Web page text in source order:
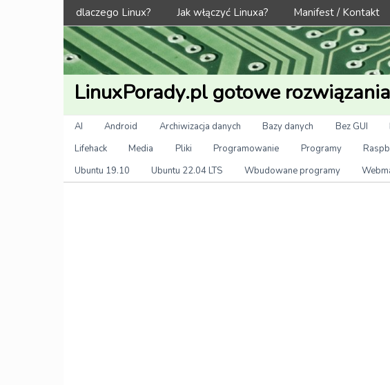
Menu
dlaczego Linux? Jak włączyć Linuxa? Manifest / Kontakt
LinuxPorady.pl gotowe
Kategorie
AI Android Archiwizacja danych Bazy danych Bez GUI
Lifehack
Media Pliki Programowanie Programy
Ubuntu 19.10
Ubuntu 22.04 LTS Wbudowane programy